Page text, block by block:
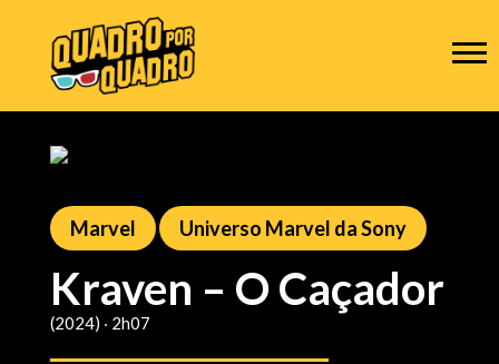
Marvel Universo Marvel da Sony
Kraven – O Caçador
(2024) ‧ 2h07